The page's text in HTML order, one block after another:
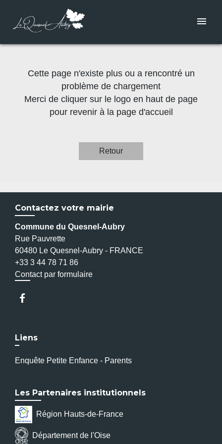
menu
Cette page n'existe plus ou a rencontré un
problème de chargement
Merci de cliquer sur le logo en haut de page
pour revenir à la page d'accueil
Retour
Contactez votre mairie
Commune du Quesnel-Aubry
Rue Pauvrette
60480 Le Quesnel-Aubry - FRANCE
+33 3 44 78 71 86
Contact par formulaire
Liens
Enquête Petite Enfance - Parents
Les Partenaires institutionnels
Région Hauts-de-France
Département de l'Oise